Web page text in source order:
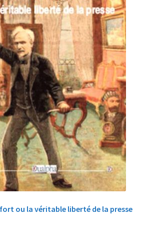
ou la véritable liberté de la presse